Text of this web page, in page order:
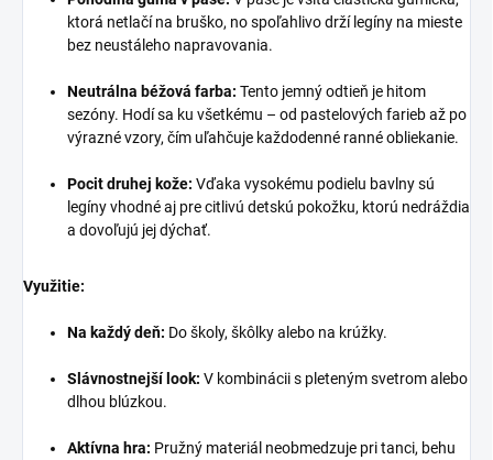
ktorá netlačí na bruško, no spoľahlivo drží legíny na mieste
bez neustáleho napravovania.
Neutrálna béžová farba: Tento jemný odtieň je hitom
sezóny. Hodí sa ku všetkému – od pastelových farieb až po
výrazné vzory, čím uľahčuje každodenné ranné obliekanie.
Pocit druhej kože: Vďaka vysokému podielu bavlny sú
legíny vhodné aj pre citlivú detskú pokožku, ktorú nedráždia
a dovoľujú jej dýchať.
Využitie:
Na každý deň: Do školy, škôlky alebo na krúžky.
Slávnostnejší look: V kombinácii s pleteným svetrom alebo
dlhou blúzkou.
Aktívna hra: Pružný materiál neobmedzuje pri tanci, behu